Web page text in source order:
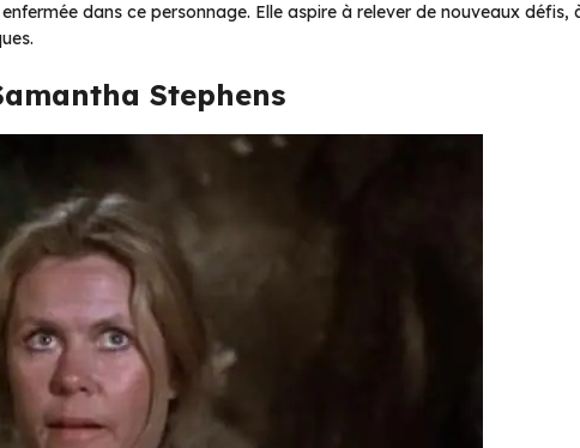
dans ce personnage. Elle aspire à relever de nouveaux défis,
Stephens